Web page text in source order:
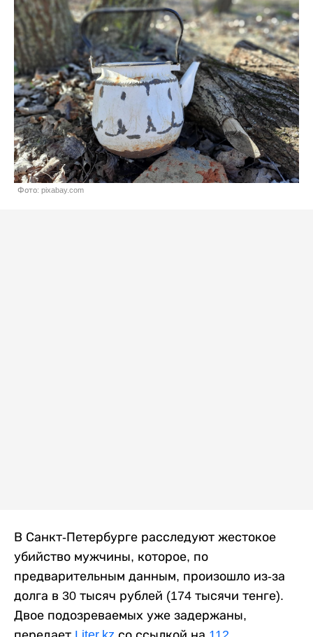
Фото: pixabay.com
В Санкт-Петербурге расследуют жестокое
убийство мужчины, которое, по
предварительным данным, произошло из-за
долга в 30 тысяч рублей (174 тысячи тенге).
Двое подозреваемых уже задержаны,